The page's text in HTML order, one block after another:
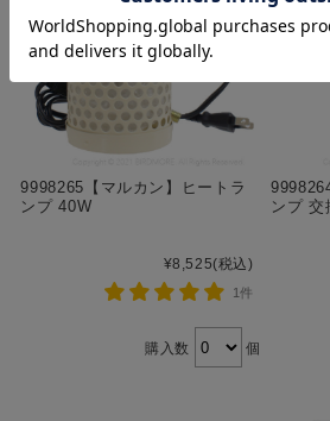
9998265【マルカン】ヒートラ
ンプ 40W
¥8,525(税込)
1件
購入数 個
ンプ 交